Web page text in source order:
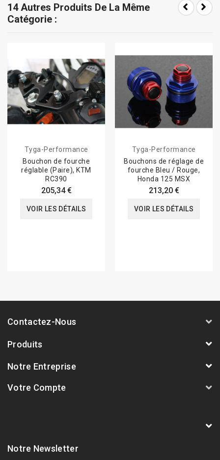
14 Autres Produits De La Même
Catégorie :
Tyga-Performance
Bouchon de fourche
réglable (Paire), KTM
RC390
205,34 €
VOIR LES DÉTAILS
Tyga-Performance
Bouchons de réglage de
fourche Bleu / Rouge,
Honda 125 MSX
213,20 €
VOIR LES DÉTAILS
Contactez-Nous
Produits
Notre Entreprise
Votre Compte
Notre Newsletter